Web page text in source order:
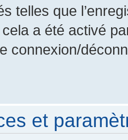
telles que
a été activé
connexion/
et